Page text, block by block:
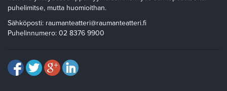
puhelimitse, mutta huomioithan.
Sähköposti: raumanteatteri@raumanteatteri.fi
Puhelinnumero: 02 8376 9900